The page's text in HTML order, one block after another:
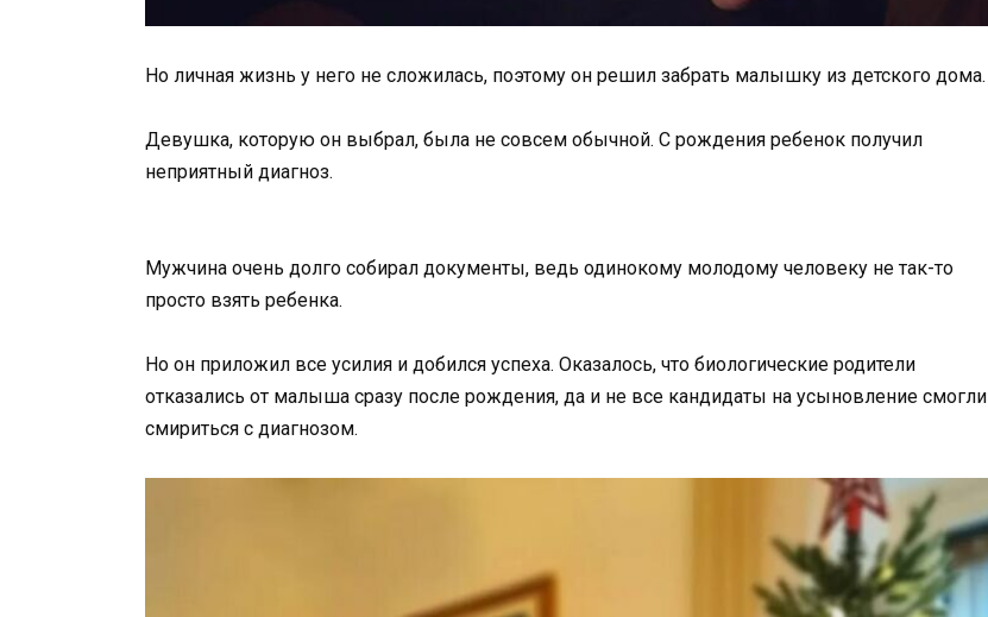
Но личная жизнь у него не сложилась, поэтому он решил забрать малышку из детского дома.
Девушка, которую он выбрал, была не совсем обычной. С рождения ребенок получил
неприятный диагноз.
Мужчина очень долго собирал документы, ведь одинокому молодому человеку не так-то
просто взять ребенка.
Но он приложил все усилия и добился успеха. Оказалось, что биологические родители
отказались от малыша сразу после рождения, да и не все кандидаты на усыновление смогли
смириться с диагнозом.